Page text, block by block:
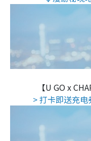
【U GO x
> 打卡即送充